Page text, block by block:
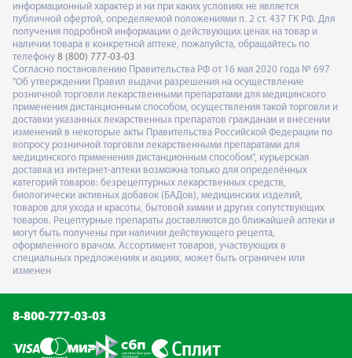
информационный характер и ни при каких условиях не является
публичной офертой, определяемой положениями п. 2 ст. 437 ГК РФ. Для
получения подробной информации о действующих ценах на товар и
наличии товара в конкретной аптеке, пожалуйста, обращайтесь по
телефону 8 (800) 777-03-03
Согласно постановлению Правительства РФ от 16 мая 2020 года № 697
"Об утверждении Правил выдачи разрешения на осуществление
розничной торговли лекарственными препаратами для медицинского
применения дистанционным способом, осуществления такой торговли и
доставки указанных лекарственных препаратов гражданам и внесении
изменений в некоторые акты Правительства Российской Федерации по
вопросу розничной торговли лекарственными препаратами для
медицинского применения дистанционным способом", курьерская
доставка из интернет-аптеки возможна только для определённых
категорий товаров: безрецептурных лекарственных средств,
биологически активных добавок (БАДов), медицинских изделий,
товаров для ухода и красоты, бытовой химии и других сопутствующих
товаров. Рецептурные препараты доставляются до ближайшей аптеки и
могут быть получены при наличии действующего рецепта,
оформленного врачом. Ассортимент товаров, участвующих в
специальных предложениях и акциях, может быть ограничен или
изменен
8-800-777-03-03